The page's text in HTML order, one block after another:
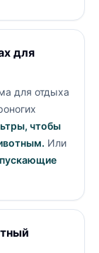
для
для отдыха
чтобы
Или